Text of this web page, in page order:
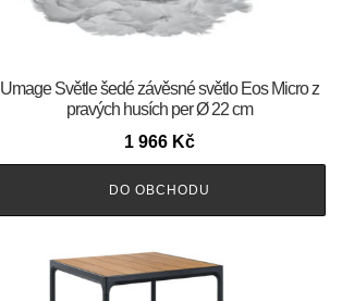
Umage Světle šedé závěsné světlo Eos Micro z
pravých husích per Ø 22 cm
1 966 Kč
DO OBCHODU